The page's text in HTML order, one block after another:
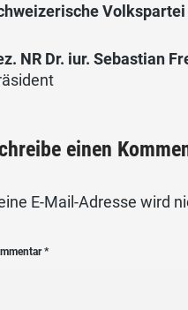
NR Dr. iur. Sebastian
einen
E-Mail-Adresse wird
*